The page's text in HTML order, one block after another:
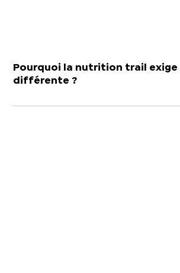
Pourquoi la nutrition trail exige
différente ?